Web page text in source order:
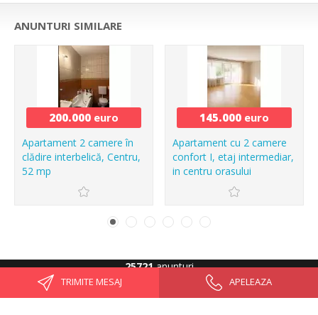
ANUNTURI SIMILARE
200.000euro
Apartament 2 camere în
clădire interbelică, Centru,
52 mp
145.000euro
Apartament cu 2 camere
confort I, etaj intermediar,
in centru orasului
TRIMITE MESAJ APELEAZA
25721anunturi